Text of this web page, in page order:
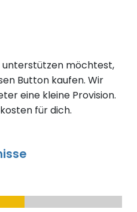
unterstützen möchtest,
Button kaufen. Wir
eine kleine Provision.
für dich.